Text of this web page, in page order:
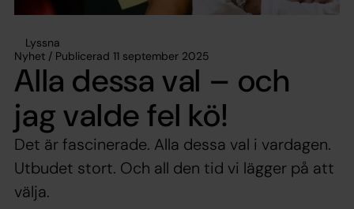
Lyssna
Nyhet / Publicerad 11 september 2025
Alla dessa val – och
jag valde fel kö!
Det är fascinerade. Alla dessa val i vardagen.
Utbudet stort. Och all den tid vi lägger på att
välja.